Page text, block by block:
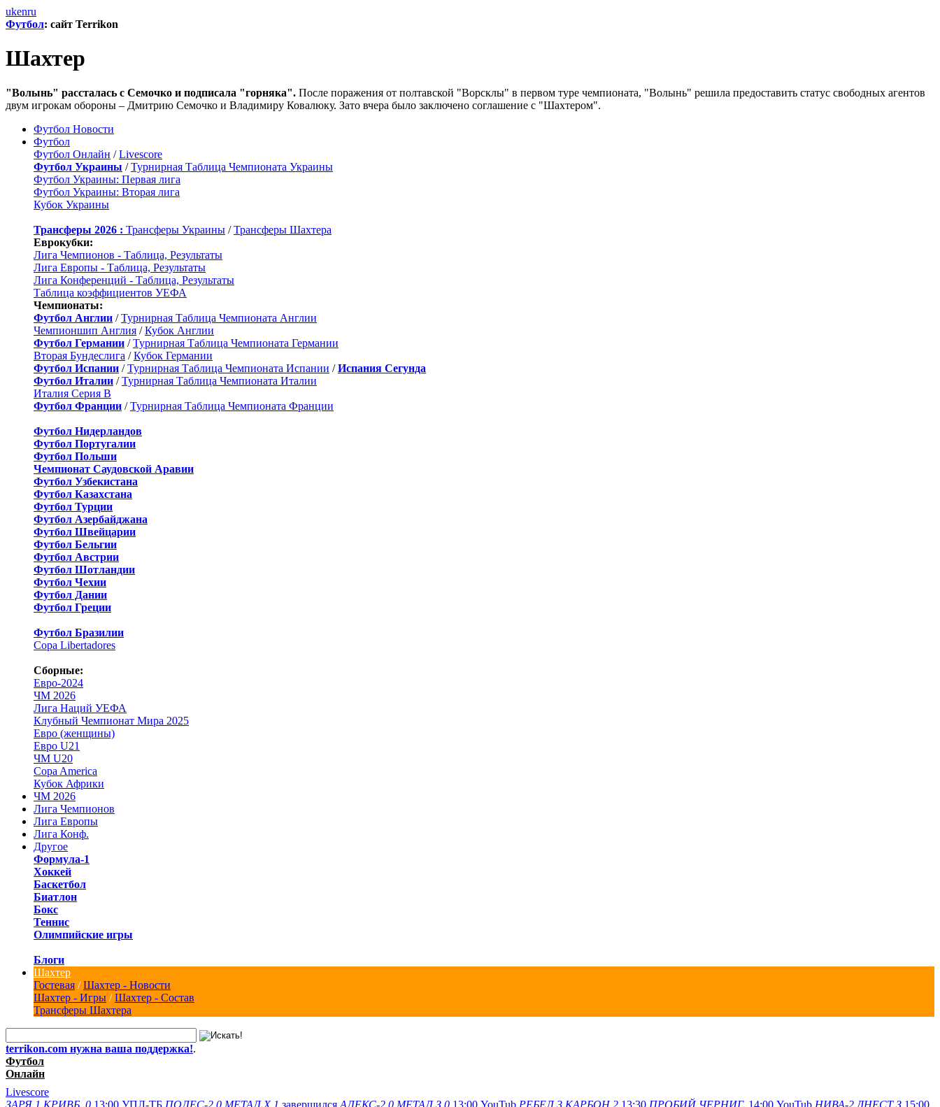
ukenru
Футбол: сайт Terrikon
Шахтер
"Волынь" рассталась с Семочко и подписала "горняка". После поражения от полтавской "Ворсклы" в первом туре чемпионата, "Волынь" решила предоставить статус свободных агентов
двум игрокам обороны – Дмитрию Семочко и Владимиру Ковалюку. Зато вчера было заключено соглашение с "Шахтером".
Футбол Новости
Футбол
Футбол Онлайн /Livescore
Футбол Украины /Турнирная Таблица Чемпионата Украины
Футбол Украины: Первая лига
Футбол Украины: Вторая лига
Кубок Украины
Трансферы 2026 : Трансферы Украины /Трансферы Шахтера
Еврокубки:
Лига Чемпионов - Таблица, Результаты
Лига Европы - Таблица, Результаты
Лига Конференций - Таблица, Результаты
Таблица коэффициентов УЕФА
Чемпионаты:
Футбол Англии /Турнирная Таблица Чемпионата Англии
Чемпионшип Англия /Кубок Англии
Футбол Германии /Турнирная Таблица Чемпионата Германии
Вторая Бундеслига /Кубок Германии
Футбол Испании /Турнирная Таблица Чемпионата Испании /Испания Сегунда
Футбол Италии /Турнирная Таблица Чемпионата Италии
Италия Серия B
Футбол Франции /Турнирная Таблица Чемпионата Франции
Футбол Нидерландов
Футбол Португалии
Футбол Польши
Чемпионат Саудовской Аравии
Футбол Узбекистана
Футбол Казахстана
Футбол Турции
Футбол Азербайджана
Футбол Швейцарии
Футбол Бельгии
Футбол Австрии
Футбол Шотландии
Футбол Чехии
Футбол Дании
Футбол Греции
Футбол Бразилии
Copa Libertadores
Сборные:
Евро-2024
ЧМ 2026
Лига Наций УЕФА
Клубный Чемпионат Мира 2025
Евро (женщины)
Евро U21
ЧМ U20
Copa America
Кубок Африки
ЧМ 2026
Лига Чемпионов
Лига Европы
Лига Конф.
Другое
Формула-1
Хоккей
Баскетбол
Биатлон
Бокс
Теннис
Олимпийские игры
Блоги
Шахтер
Гостевая /Шахтер - Новости
Шахтер - Игры /Шахтер - Состав
Трансферы Шахтера
terrikon.com нужна ваша поддержка!.
Футбол
Онлайн
Livescore
ЗАРЯ 1 КРИВБ. 0 13:00 УПЛ-ТБ ПОЛЕС-2 0 МЕТАЛ.Х 1 завершился АЛЕКС-2 0 МЕТАЛ.З 0 13:00 YouTub РЕБЕЛ 3 КАРБОН 2 13:30 ПРОБИЙ ЧЕРНИГ. 14:00 YouTub НИВА-2 ДНЕСТ З 15:00